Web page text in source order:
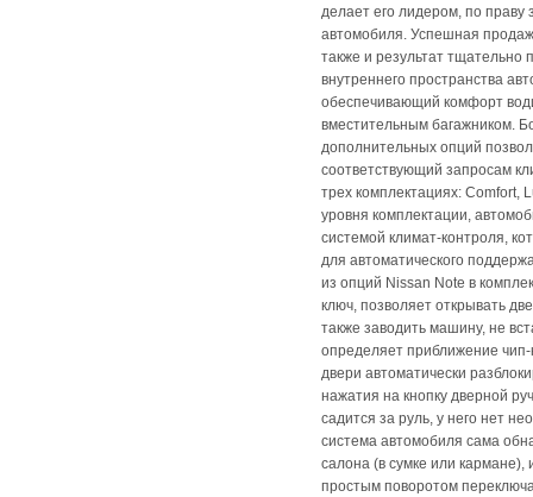
делает его лидером, по
автомобиля. Успешная
также и результат тщательно
внутреннего пространства
обеспечивающий комфорт
вместительным багажником.
дополнительных опций
соответствующий запросам
трех комплектациях: Comfort,
уровня комплектации,
системой климат-контроля,
для автоматического
из опций Nissan Note в
ключ, позволяет открывать
также заводить машину, не
определяет приближение
двери автоматически
нажатия на кнопку дверной
садится за руль, у него нет
система автомобиля сама
салона (в сумке или
простым поворотом